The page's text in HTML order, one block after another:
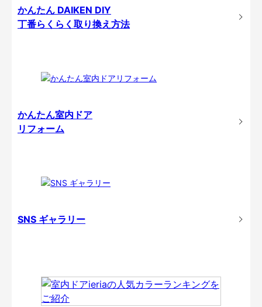
かんたん DAIKEN DIY
丁番らくらく取り換え方法
かんたん室内ドア
リフォーム
SNS ギャラリー